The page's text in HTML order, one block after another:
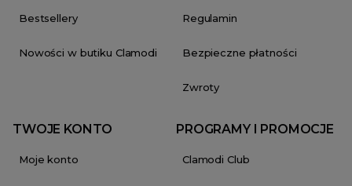
Bestsellery
Nowości w butiku Clamodi
Regulamin
Bezpieczne płatności
Zwroty
TWOJE KONTO
Moje konto
PROGRAMY I PROMOCJE
Clamodi Club